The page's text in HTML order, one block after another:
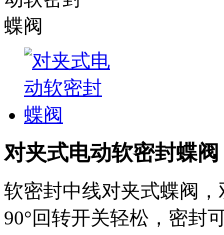
对夹式电动软密封蝶阀
软密封中线对夹式蝶阀
90°回转开关轻松，密封